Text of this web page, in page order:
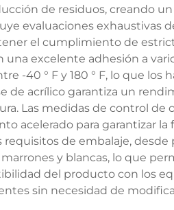
de residuos, creando
evaluaciones exhaustivas
el cumplimiento de
excelente adhesión a
-40 ° F y 180 ° F, lo que los
de acrílico garantiza un
Las medidas de control de
acelerado para garantizar
de embalaje,
y blancas, lo que
del producto con los
sin necesidad de